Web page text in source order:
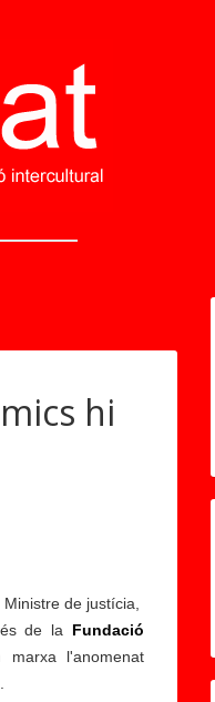
hi
, Ministre de justícia,
de la Fundació
l'anomenat